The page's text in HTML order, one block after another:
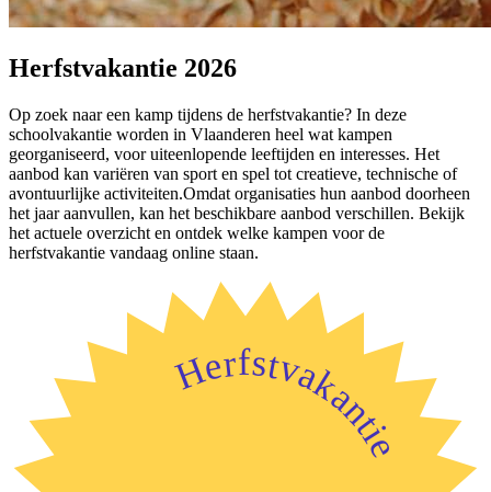
Herfstvakantie 2026
Op zoek naar een kamp tijdens de herfstvakantie? In deze
schoolvakantie worden in Vlaanderen heel wat kampen
georganiseerd, voor uiteenlopende leeftijden en interesses. Het
aanbod kan variëren van sport en spel tot creatieve, technische of
avontuurlijke activiteiten.Omdat organisaties hun aanbod doorheen
het jaar aanvullen, kan het beschikbare aanbod verschillen. Bekijk
het actuele overzicht en ontdek welke kampen voor de
herfstvakantie vandaag online staan.
Herfstvakantie